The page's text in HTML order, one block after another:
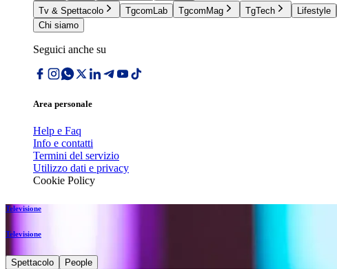
Tv & Spettacolo
TgcomLab TgcomMag TgTech Lifestyle
Chi siamo
Seguici anche su
Area personale
Help e Faq
Info e contatti
Termini del servizio
Utilizzo dati e privacy
Cookie Policy
Televisione
Televisione
Spettacolo People